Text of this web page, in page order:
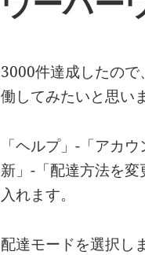
3000件達成したの
働してみたいと思い
「ヘルプ」-「アカ
新」-「配達方法を
入れます。
配達モードを選択し